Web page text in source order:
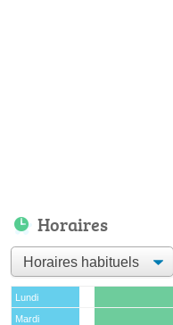
Horaires
Lundi
Mardi